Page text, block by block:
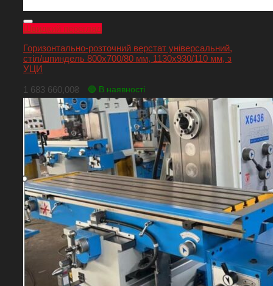
Швидкий перегляд
Горизонтально-розточний верстат універсальний,
стіл/шпиндель 800х700/80 мм, 1130х930/110 мм, з
УЦИ
1 683 660,00₴ 🟢 В наявності